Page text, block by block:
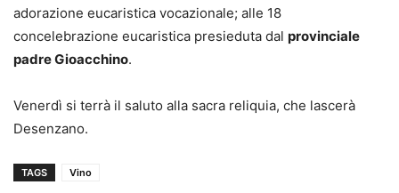
adorazione eucaristica vocazionale; alle 18
concelebrazione eucaristica presieduta dal provinciale
padre Gioacchino.
Venerdì si terrà il saluto alla sacra reliquia, che lascerà
Desenzano.
TAGS Vino